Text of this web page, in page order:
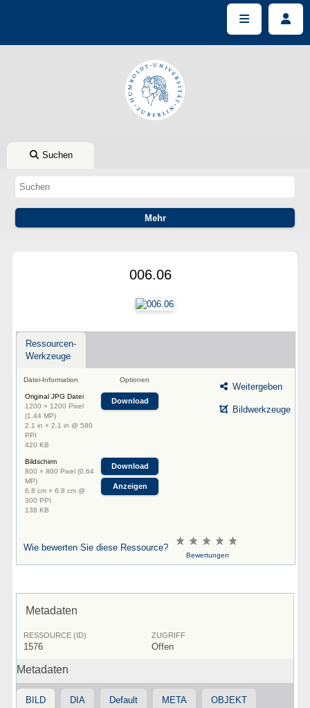
Suchen
006.06
Ressourcen-
Werkzeuge
Datei-Information Optionen
Original JPG Datei
1200 × 1200 Pixel
(1.44 MP)
2.1 in × 2.1 in @ 580
PPI
420 KB
Download
Bildschirm
800 × 800 Pixel (0.64
MP)
6.8 cm × 6.8 cm @
300 PPI
138 KB
Download
Anzeigen
Weitergeben
Bildwerkzeuge
Wie bewerten Sie diese Ressource?
Bewertungen
Metadaten
RESSOURCE (ID)
1576
ZUGRIFF
Offen
Metadaten
BILD DIA Default META OBJEKT